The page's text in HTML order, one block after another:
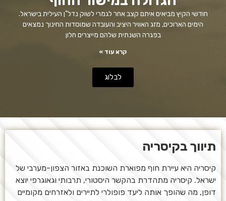
חודשי הקיץ מביאים איתם קצב אחר לגמרי לשוק נדל"ן העילית בישראל.
הימים הארוכים, מזג האוויר היציב והעובדה שמוסדות החינוך נמצאים
בפגרה השנתית שלהם מייצרים חלון
קרא עוד »
לבלוג
תיווך בקיסריה
קיסריה היא עיירת חוף מפוארת השוכנת באזור הצפון-מערבי של
ישראל. קיסריה מתהדרת בהקשר היסטורי, תרבותי וגאוגרפי יוצא
דופן, מה שהופך אותה ליעד פופולרי לתיירים ולאזרחים מקומיים